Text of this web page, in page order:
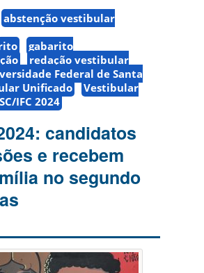
abstenção vestibular
gabarito
redação vestibular
Federal de Santa
Unificado
Vestibular
IFC 2024
candidatos
e recebem
no segundo